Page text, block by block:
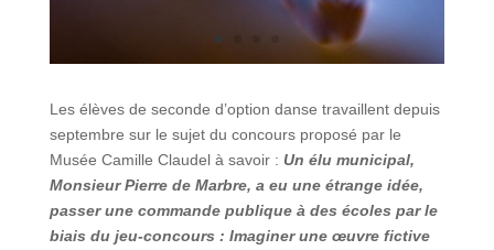
Les élèves de seconde d’option danse travaillent depuis
septembre sur le sujet du concours proposé par le
Musée Camille Claudel à savoir : Un élu municipal,
Monsieur Pierre de Marbre, a eu une étrange idée,
passer une commande publique à des écoles par le
biais du jeu-concours : Imaginer une œuvre fictive